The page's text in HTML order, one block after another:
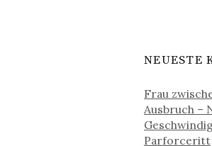
NEUESTE
Frau
Ausbruch –
Parforceritt